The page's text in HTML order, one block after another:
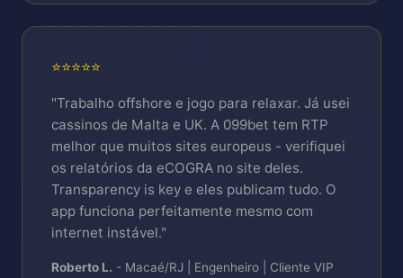
⭐⭐⭐⭐⭐
"Trabalho offshore e jogo para relaxar. Já usei
cassinos de Malta e UK. A 099bet tem RTP
melhor que muitos sites europeus - verifiquei
os relatórios da eCOGRA no site deles.
Transparency is key e eles publicam tudo. O
app funciona perfeitamente mesmo com
internet instável."
Roberto L. - Macaé/RJ | Engenheiro | Cliente VIP